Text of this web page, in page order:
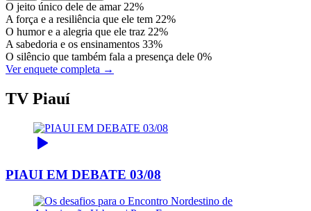
O jeito único dele de amar 22%
A força e a resiliência que ele tem 22%
O humor e a alegria que ele traz 22%
A sabedoria e os ensinamentos 33%
O silêncio que também fala a presença dele 0%
Ver enquete completa →
TV Piauí
PIAUI EM DEBATE 03/08